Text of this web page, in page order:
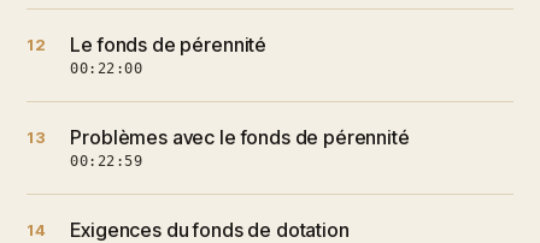
12 Le fonds de pérennité
00:22:00
13 Problèmes avec le fonds de pérennité
00:22:59
14 Exigences du fonds de dotation